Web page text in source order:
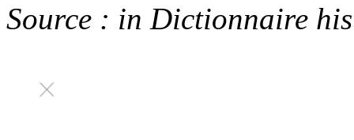
Source : in Dictionnaire